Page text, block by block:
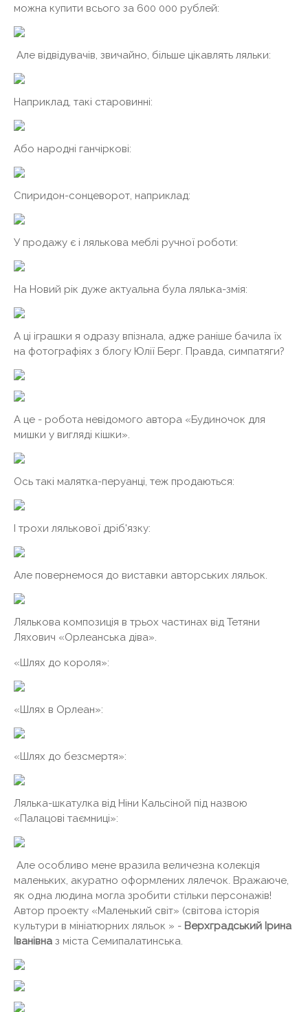
можна купити всього за 600 000 рублей:
Але відвідувачів, звичайно, більше цікавлять ляльки:
Наприклад, такі старовинні:
Або народні ганчіркові:
Спиридон-сонцеворот, наприклад:
У продажу є і лялькова меблі ручної роботи:
На Новий рік дуже актуальна була лялька-змія:
А ці іграшки я одразу впізнала, адже раніше бачила їх
на фотографіях з блогу Юлії Берг. Правда, симпатяги?
А це - робота невідомого автора «Будиночок для
мишки у вигляді кішки».
Ось такі малятка-перуанці, теж продаються:
І трохи лялькової дріб'язку:
Але повернемося до виставки авторських ляльок.
Лялькова композиція в трьох частинах від Тетяни
Ляхович «Орлеанська діва».
«Шлях до короля»:
«Шлях в Орлеан»:
«Шлях до безсмертя»:
Лялька-шкатулка від Ніни Кальсіной під назвою
«Палацові таємниці»:
Але особливо мене вразила величезна колекція
маленьких, акуратно оформлених лялечок. Вражаюче,
як одна людина могла зробити стільки персонажів!
Автор проекту «Маленький світ» (світова історія
культури в мініатюрних ляльок » - Верхградський Ірина
Іванівна з міста Семипалатинська.